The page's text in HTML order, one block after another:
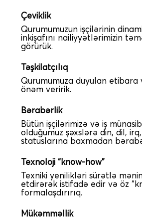
Çeviklik
Qurumumuzun işçilərinin
inkişafını nailiyyətlərimizin
görürük.
Təşkilatçılıq
Qurumumuza duyulan etibara
önəm veririk.
Bərabərlik
Bütün işçilərimizə və iş
olduğumuz şəxslərə din, dil,
statuslarına baxmadan
Texnoloji “know-how”
Texniki yenilikləri sürətlə
etdirərək istifadə edir və öz
formalaşdırırıq.
Mükəmməllik